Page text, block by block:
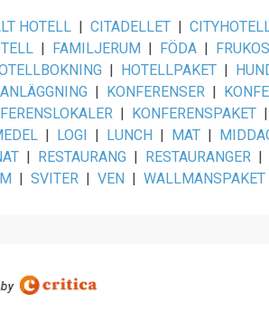
HOTELL | CITADELLET |
| FAMILJERUM | FÖDA |
| HOTELLPAKET |
| KONFERENSER |
| KONFERENSPAKET |
| LOGI | LUNCH | MAT |
| RESTAURANG | RESTAURANGER |
| SVITER | VEN | WALLMANSPAKET